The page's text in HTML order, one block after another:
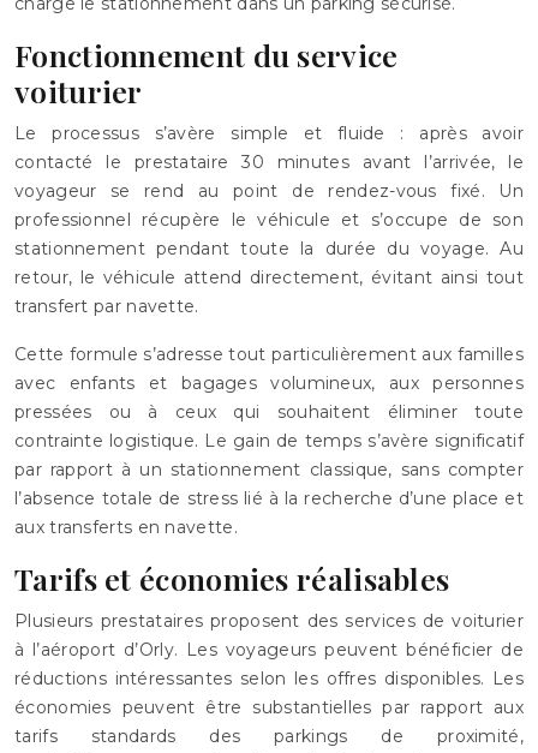
Fonctionnement du service
voiturier
Le processus s’avère simple et fluide : après avoir
contacté le prestataire 30 minutes avant l’arrivée, le
voyageur se rend au point de rendez-vous fixé. Un
professionnel récupère le véhicule et s’occupe de son
stationnement pendant toute la durée du voyage. Au
retour, le véhicule attend directement, évitant ainsi tout
transfert par navette.
Cette formule s’adresse tout particulièrement aux familles
avec enfants et bagages volumineux, aux personnes
pressées ou à ceux qui souhaitent éliminer toute
contrainte logistique. Le gain de temps s’avère significatif
par rapport à un stationnement classique, sans compter
l’absence totale de stress lié à la recherche d’une place et
aux transferts en navette.
Tarifs et économies réalisables
Plusieurs prestataires proposent des services de voiturier
à l’aéroport d’Orly. Les voyageurs peuvent bénéficier de
réductions intéressantes selon les offres disponibles. Les
économies peuvent être substantielles par rapport aux
tarifs standards des parkings de proximité,